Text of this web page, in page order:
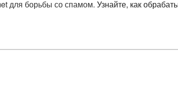
для борьбы со спамом. Узнайте, как